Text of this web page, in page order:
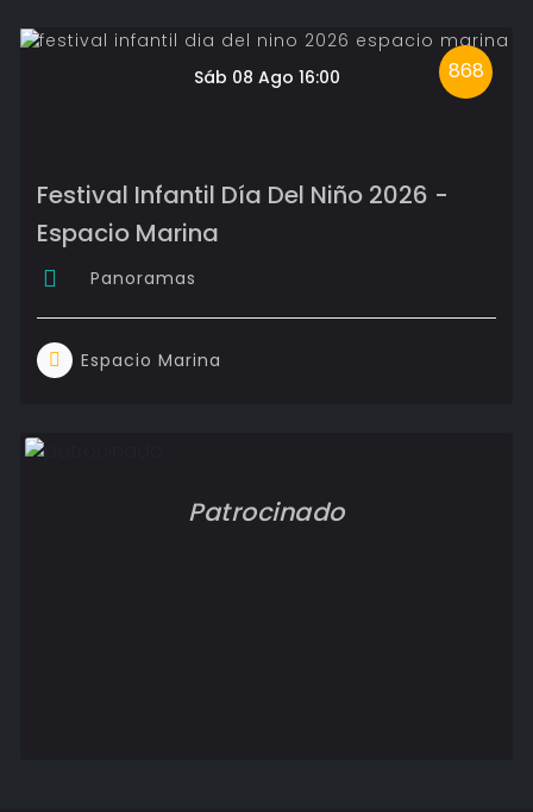
868
Sáb 08 Ago 16:00
Festival Infantil Día Del Niño 2026 -
Espacio Marina
Panoramas
Espacio Marina
Patrocinado